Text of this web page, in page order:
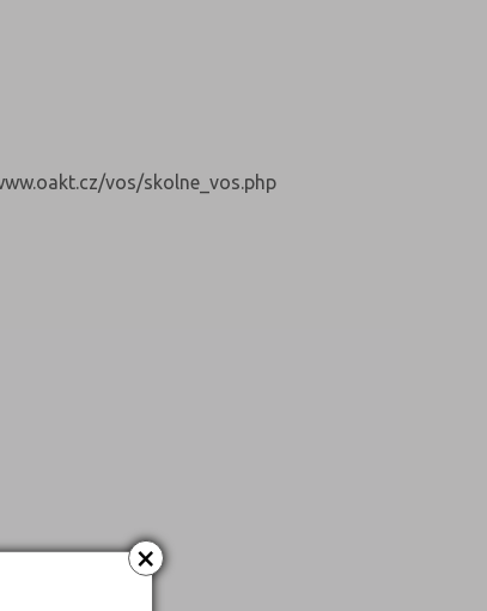
×
vos/skolne_vos.php